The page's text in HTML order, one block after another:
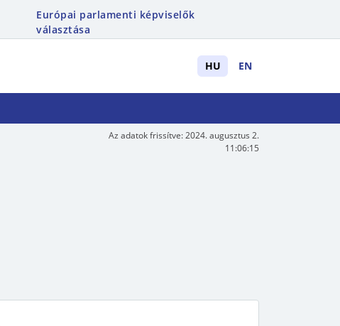
Európai parlamenti képviselők
választása
HU EN
Az adatok frissítve:2024. augusztus 2.
11:06:15